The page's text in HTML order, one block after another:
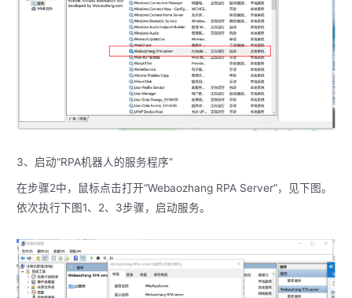
3、启动“RPA机器人的服务程序”
在步骤2中，鼠标点击打开“Webaozhang RPA Server”，见下图。
依次执行下图1、2、3步骤，启动服务。